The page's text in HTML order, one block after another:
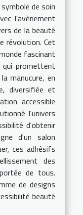
de soin
l'avènement
de la beauté
révolution. Cet
fascinant
qui promettent
manucure, en
diversifiée et
accessible
l'univers
d'obtenir
d'un salon
ces adhésifs
des
de tous.
de designs
beauté